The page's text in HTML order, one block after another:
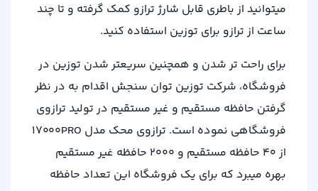
میتوانید از باطری قابل شارژ ترازو کمک گرفته و تا چند
ساعت از ترازو برای توزین استفاده کنید.
برای راحت تر شدن و همچنین سریعتر شدن توزین در
فروشگاه، شرکت توزین توان سنجش اقدام به در نظر
گرفتن حافظه مستقیم و غیر مستقیم در تولید ترازوی
فروشگاهی نموده است. ترازوی محک مدل 17000PRO
از 40 حافظه مستقیم و 2000 حافظه غیر مستقیم
بهره میبرد که برای یک فروشگاه این تعداد حافظه